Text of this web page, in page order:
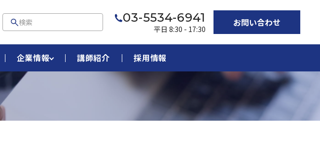
03-5534-6941
平日 8:30 - 17:30
お問い合わせ
企業情報 講師紹介 採用情報